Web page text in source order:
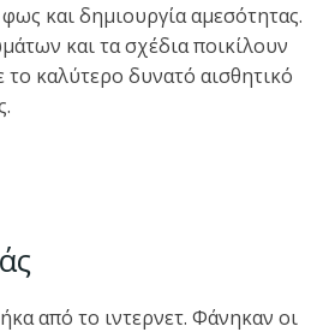
και δημιουργία αμεσότητας.
και τα σχέδια ποικίλουν
καλύτερο δυνατό αισθητικό
από το ιντερνετ. Φάνηκαν οι